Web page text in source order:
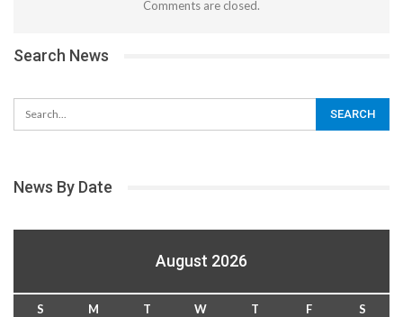
Comments are closed.
Search News
News By Date
August 2026
S M T W T F
S